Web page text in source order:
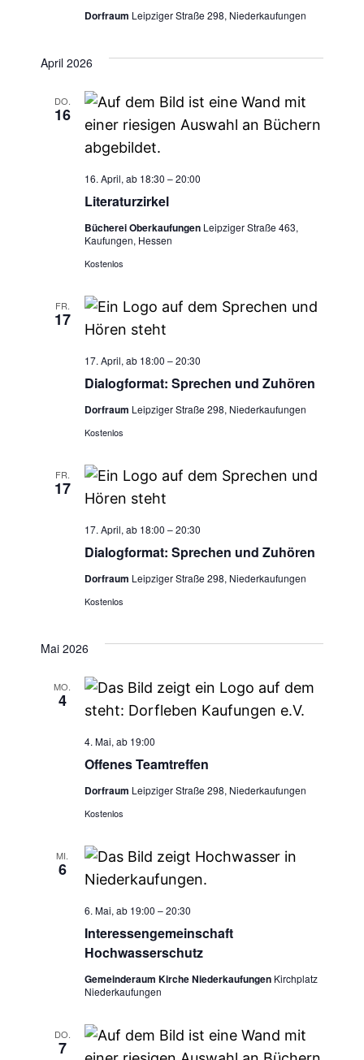
Dorfraum Leipziger Straße 298, Niederkaufungen
April 2026
DO.
16
Literaturzirkel
16. April, ab 18:30 –20:00
Bücherei Oberkaufungen Leipziger Straße 463,
Kaufungen, Hessen
Kostenlos
FR.
17
Dialogformat: Sprechen und Zuhören
17. April, ab 18:00 –20:30
Dorfraum Leipziger Straße 298, Niederkaufungen
Kostenlos
FR.
17
Dialogformat: Sprechen und Zuhören
17. April, ab 18:00 –20:30
Dorfraum Leipziger Straße 298, Niederkaufungen
Kostenlos
Mai 2026
MO.
4
Offenes Teamtreffen
4. Mai, ab 19:00
Dorfraum Leipziger Straße 298, Niederkaufungen
Kostenlos
MI.
6
Interessengemeinschaft
Hochwasserschutz
6. Mai, ab 19:00 –20:30
Gemeinderaum Kirche Niederkaufungen Kirchplatz
Niederkaufungen
DO.
7